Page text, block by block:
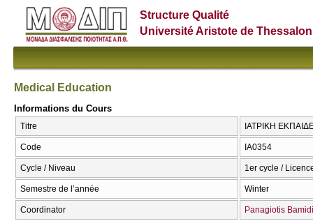
Structure Qualité
Université Aristote de
Medical Education
Informations du Cours
Titre ΙΑΤΡΙΚΗ
Code ΙΑ0354
Cycle / Niveau 1er cycle /
Semestre de l’année Winter
Coordinator Panagiotis